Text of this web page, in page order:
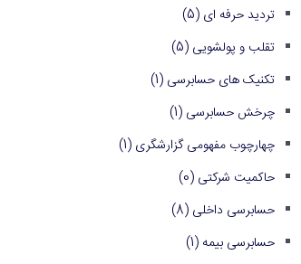
تردید حرفه ای (5)
تقلب و پولشویی (5)
تکنیک های حسابرسی (1)
چرخش حسابرسی (1)
چهارچوب مفهومی گزارشگری (1)
حاکمیت شرکتی (0)
حسابرسی داخلی (8)
حسابرسی بیمه (1)